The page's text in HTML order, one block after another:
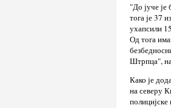
"До јуче
тога је 37
ухапсили
Од тога
Штрпца",
Како је
на северу
полицијске